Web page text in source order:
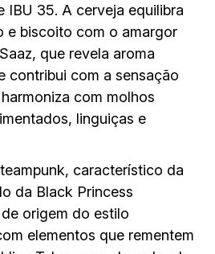
IBU 35. A cerveja equilibra
e biscoito com o amargor
que revela aroma
contribui com a sensação
com molhos
linguiças e
característico da
da Black Princess
origem do estilo
elementos que rementem